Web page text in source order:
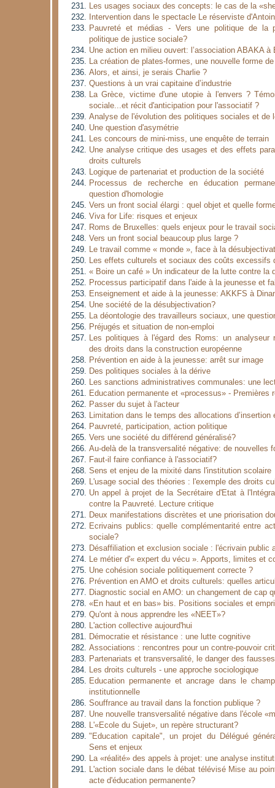
Les usages sociaux des concepts: le cas de la
Intervention dans le spectacle Le réserviste
Pauvreté et médias - Vers une politique de la
politique de justice sociale?
Une action en milieu ouvert: l’association ABAKA à
La création de plates-formes, une nouvelle forme
Alors, et ainsi, je serais Charlie ?
Questions à un vrai capitaine d’industrie
La Grèce, victime d'une utopie à l'envers ?
sociale...et récit d'anticipation pour l'associatif ?
Analyse de l'évolution des politiques sociales et de
Une question d'asymétrie
Les concours de mini-miss, une enquête de terrain
Une analyse critique des usages et des effets
droits culturels
Logique de partenariat et production de la société
Processus de recherche en éducation
question d'homologie
Vers un front social élargi : quel objet et quelle
Viva for Life: risques et enjeux
Roms de Bruxelles: quels enjeux pour le travail
Vers un front social beaucoup plus large ?
Le travail comme « monde », face à la
Les effets culturels et sociaux des coûts excessifs
« Boire un café » Un indicateur de la lutte contre la
Processus participatif dans l'aide à la jeunesse et
Enseignement et aide à la jeunesse: AKKFS à
Une société de la désubjectivation?
La déontologie des travailleurs sociaux, une
Préjugés et situation de non-emploi
Les politiques à l'égard des Roms: un analyseur
des droits dans la construction européenne
Prévention en aide à la jeunesse: arrêt sur image
Des politiques sociales à la dérive
Les sanctions administratives communales: une
Education permanente et «processus» - Premières
Passer du sujet à l'acteur
Limitation dans le temps des allocations d’insertion
Pauvreté, participation, action politique
Vers une société du différend généralisé?
Au-delà de la transversalité négative: de nouvelles
Faut-il faire confiance à l'associatif?
Sens et enjeu de la mixité dans l'institution scolaire
L'usage social des théories : l'exemple des droits
Un appel à projet de la Secrétaire d'Etat à
contre la Pauvreté. Lecture critique
Deux manifestations discrètes et une priorisation
Ecrivains publics: quelle complémentarité entre
sociale?
Désaffiliation et exclusion sociale : l'écrivain public
Le métier d'« expert du vécu ». Apports, limites et
Une cohésion sociale politiquement correcte ?
Prévention en AMO et droits culturels: quelles
Diagnostic social en AMO: un changement de cap
«En haut et en bas» bis. Positions sociales et
Qu'ont à nous apprendre les «NEET»?
L'action collective aujourd'hui
Démocratie et résistance : une lutte cognitive
Associations : rencontres pour un contre-pouvoir
Partenariats et transversalité, le danger des
Les droits culturels - une approche sociologique
Education permanente et ancrage dans le
institutionnelle
Souffrance au travail dans la fonction publique ?
Une nouvelle transversalité négative dans l'école
L'«Ecole du Sujet», un repère structurant?
"Education capitale", un projet du Délégué
Sens et enjeux
La «réalité» des appels à projet: une analyse
L'action sociale dans le débat télévisé Mise au
acte d'éducation permanente?